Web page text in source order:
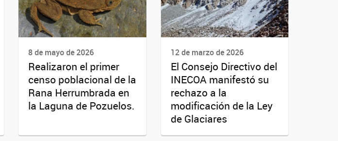
8 de mayo de 2026
Realizaron el primer
censo poblacional de la
Rana Herrumbrada en
la Laguna de Pozuelos.
12 de marzo de 2026
El Consejo Directivo del
INECOA manifestó su
rechazo a la
modificación de la Ley
de Glaciares